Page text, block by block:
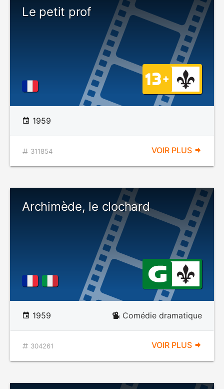
Le petit prof
1959
311854 VOIR PLUS
Archimède, le clochard
1959 Comédie dramatique
304261 VOIR PLUS